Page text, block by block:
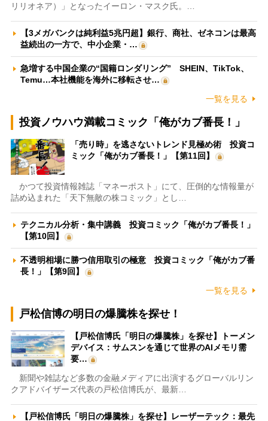
リリオネア）」となったイーロン・マスク氏。…
【3メガバンクは純利益5兆円超】銀行、商社、ゼネコンは最高
益続出の一方で、中小企業・…
急増する中国企業の“国籍ロンダリング” SHEIN、TikTok、
Temu…本社機能を海外に移転させ…
一覧を見る
投資ノウハウ満載コミック「俺がカブ番長！」
「売り時」を逃さないトレンド見極め術 投資コ
ミック「俺がカブ番長！」【第11回】
かつて投資情報雑誌「マネーポスト」にて、圧倒的な情報量が
詰め込まれた「天下無敵の株コミック」とし…
テクニカル分析・集中講義 投資コミック「俺がカブ番長！」
【第10回】
不透明相場に勝つ信用取引の極意 投資コミック「俺がカブ番
長！」【第9回】
一覧を見る
戸松信博の明日の爆騰株を探せ！
【戸松信博氏「明日の爆騰株」を探せ】トーメン
デバイス：サムスンを通じて世界のAIメモリ需
要…
新聞や雑誌など多数の金融メディアに出演するグローバルリン
クアドバイザーズ代表の戸松信博氏が、最新…
【戸松信博氏「明日の爆騰株」を探せ】レーザーテック：最先